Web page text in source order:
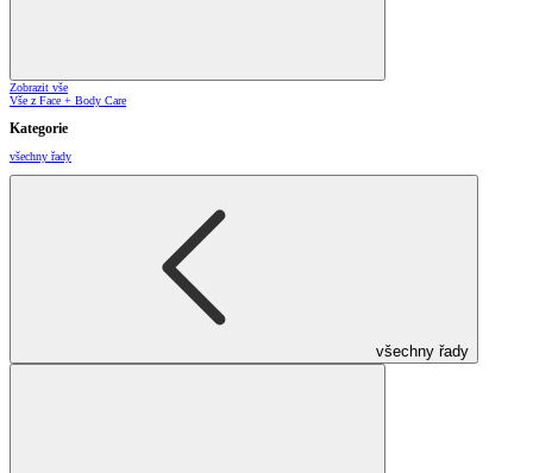
Zobrazit vše
Vše z Face + Body Care
Kategorie
všechny řady
všechny řady